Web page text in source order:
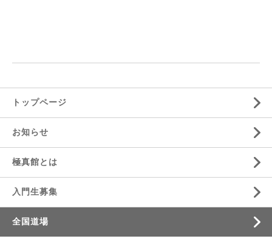
トップページ
お知らせ
極真館とは
入門生募集
全国道場